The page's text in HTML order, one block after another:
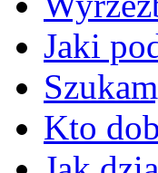
Jaki
Kto